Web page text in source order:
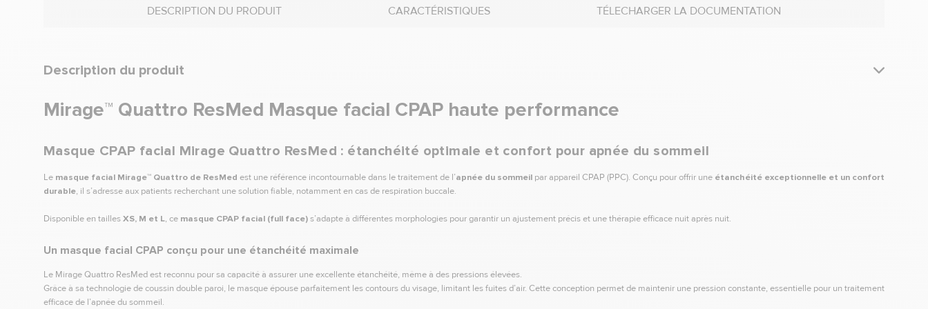
CARACTÉRISTIQUES
DESCRIPTION DU PRODUIT TÉLECHARGER LA DOCUMENTATION
Description du produit
Mirage™ Quattro ResMed Masque facial CPAP haute performance
Masque CPAP facial Mirage Quattro ResMed : étanchéité optimale et confort pour apnée du sommeil
Le masque facial Mirage™ Quattro de ResMed est une référence incontournable dans le traitement de l’apnée du sommeil par appareil CPAP (PPC). Conçu pour offrir une étanchéité exceptionnelle et un confort
durable, il s’adresse aux patients recherchant une solution fiable, notamment en cas de respiration buccale.
Disponible en taillesXS, M et L, ce masque CPAP facial (full face)s’adapte à différentes morphologies pour garantir un ajustement précis et une thérapie efficace nuit après nuit.
Un masque facial CPAP conçu pour une étanchéité maximale
Le Mirage Quattro ResMed est reconnu pour sa capacité à assurer une excellente étanchéité, même à des pressions élevées.
Grâce à sa technologie de coussin double paroi, le masque épouse parfaitement les contours du visage, limitant les fuites d’air. Cette conception permet de maintenir une pression constante, essentielle pour un traitement
efficace de l’apnée du sommeil.